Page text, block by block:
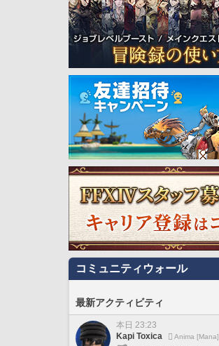
コミュニティウォール
最新アクティビティ
本日 23:23
Kapi Toxica
Anima [Mana]